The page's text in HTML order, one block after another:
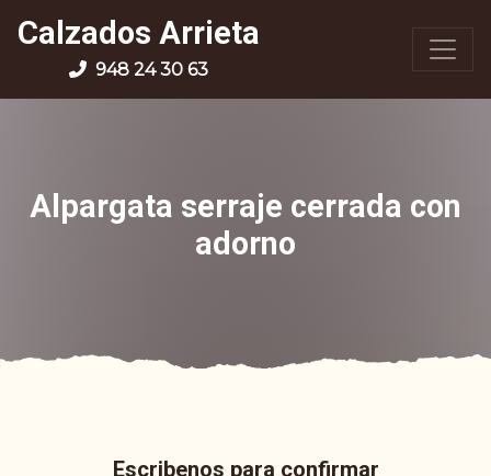
Calzados Arrieta
948 24 30 63
Alpargata serraje cerrada con
adorno
Escribenos para confirmar